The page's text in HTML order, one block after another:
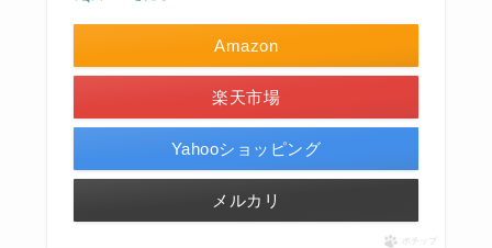
Amazon
楽天市場
Yahooショッピング
メルカリ
ポチップ